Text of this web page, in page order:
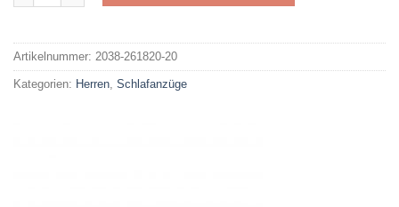
Artikelnummer: 2038-261820-20
Kategorien: Herren Schlafanzüge